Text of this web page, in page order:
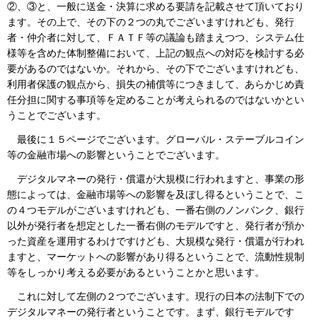
②、③と、一般に送金・決算に求める要請を記載させて頂いており
ます。その上で、その下の２つの丸でございますけれども、発行
者・仲介者に対して、ＦＡＴＦ等の議論も踏まえつつ、システム仕
様等を含めた体制整備において、上記の観点への対応を検討する必
要があるのではないか。それから、その下でございますけれども、
利用者保護の観点から、損失の補償等につきまして、あらかじめ責
任分担に関する事項等を定めることが考えられるのではないかとい
うことでございます。
最後に１５ページでございます。グローバル・ステーブルコイン
等の金融市場への影響ということでございます。
デジタルマネーの発行・償還が大規模に行われますと、事業の形
態によっては、金融市場等への影響を及ぼし得るということで、こ
の４つモデルがございますけれども、一番右側のノンバンク、銀行
以外が発行者を想定とした一番右側のモデルですと、発行者が預か
った資産を運用するわけですけども、大規模な発行・償還が行われ
ますと、マーケットへの影響があり得るということで、流動性規制
等をしっかり考える必要があるということかと思います。
これに対して左側の２つでございます。現行の日本の法制下での
デジタルマネーの発行者ということです。まず、銀行モデルです